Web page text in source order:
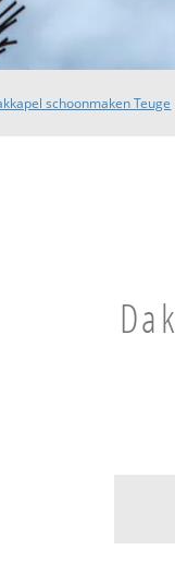
schoonmaken Teuge